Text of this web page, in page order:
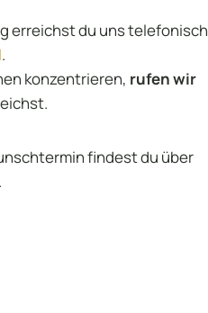
erreichst du uns telefonisch
.
konzentrieren, rufen wir
findest du über